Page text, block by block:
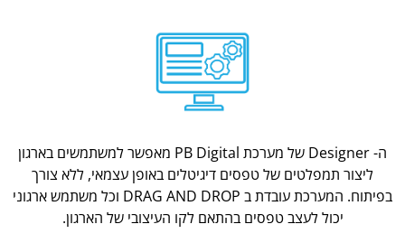
ה- Designer של מערכת PB Digital מאפשר למשתמשים בארגון
ליצור תמפלטים של טפסים דיגיטלים באופן עצמאי, ללא צורך
בפיתוח. המערכת עובדת ב DRAG AND DROP וכל משתמש ארגוני
יכול לעצב טפסים בהתאם לקו העיצובי של הארגון.